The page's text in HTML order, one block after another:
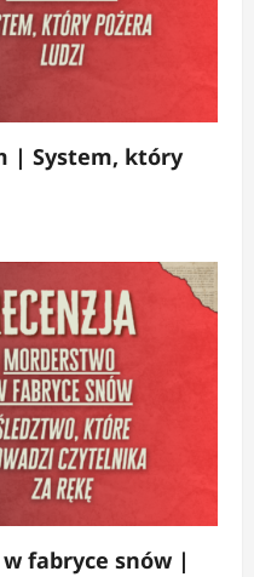
| System, który
w fabryce snów |